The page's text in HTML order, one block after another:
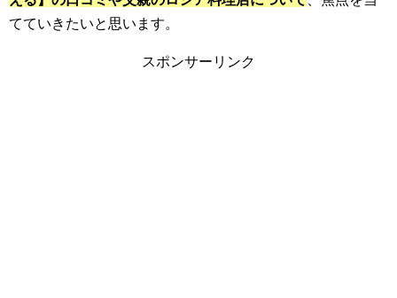
てていきたいと思います。
スポンサーリンク